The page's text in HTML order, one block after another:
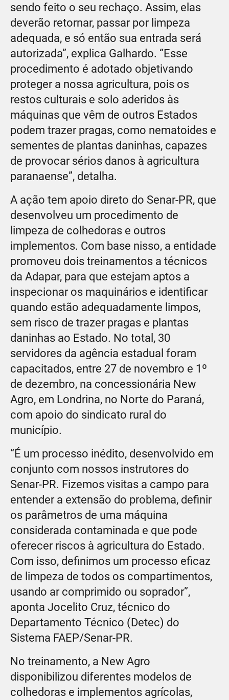
sendo feito o seu rechaço. Assim, elas
deverão retornar, passar por limpeza
adequada, e só então sua entrada será
autorizada”, explica Galhardo. “Esse
procedimento é adotado objetivando
proteger a nossa agricultura, pois os
restos culturais e solo aderidos às
máquinas que vêm de outros Estados
podem trazer pragas, como nematoides e
sementes de plantas daninhas, capazes
de provocar sérios danos à agricultura
paranaense”, detalha.
A ação tem apoio direto do Senar-PR, que
desenvolveu um procedimento de
limpeza de colhedoras e outros
implementos. Com base nisso, a entidade
promoveu dois treinamentos a técnicos
da Adapar, para que estejam aptos a
inspecionar os maquinários e identificar
quando estão adequadamente limpos,
sem risco de trazer pragas e plantas
daninhas ao Estado. No total, 30
servidores da agência estadual foram
capacitados, entre 27 de novembro e 1º
de dezembro, na concessionária New
Agro, em Londrina, no Norte do Paraná,
com apoio do sindicato rural do
município.
“É um processo inédito, desenvolvido em
conjunto com nossos instrutores do
Senar-PR. Fizemos visitas a campo para
entender a extensão do problema, definir
os parâmetros de uma máquina
considerada contaminada e que pode
oferecer riscos à agricultura do Estado.
Com isso, definimos um processo eficaz
de limpeza de todos os compartimentos,
usando ar comprimido ou soprador”,
aponta Jocelito Cruz, técnico do
Departamento Técnico (Detec) do
Sistema FAEP/Senar-PR.
No treinamento, a New Agro
disponibilizou diferentes modelos de
colhedoras e implementos agrícolas,